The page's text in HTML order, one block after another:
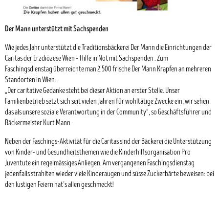
Der Mann unterstützt mit Sachspenden
Wie jedes Jahr unterstützt die Traditionsbäckerei Der Mann die Einrichtungen der
Caritas der Erzdiözese Wien – Hilfe in Notmit Sachspenden . Zum
Faschingsdienstag überreichte man 2.500 frische Der Mann Krapfen an mehreren
Standorten in Wien.
„Der caritative Gedanke steht bei dieser Aktion an erster Stelle. Unser
Familienbetrieb setzt sich seit vielen Jahren für wohltätige Zwecke ein, wir sehen
das als unsere soziale Verantwortung in der Community“, so Geschäftsführer und
Bäckermeister Kurt Mann.
Neben der Faschings-Aktivität für die Caritas sind der Bäckerei die Unterstützung
von Kinder- und Gesundheitsthemen wie die Kinderhilfsorganisation Pro
Juventute ein regelmässiges Anliegen. Am vergangenen Faschingsdienstag
jedenfalls strahlten wieder viele Kinderaugen und süsse Zuckerbärte beweisen: bei
den lustigen Feiern hat’s allen geschmeckt!